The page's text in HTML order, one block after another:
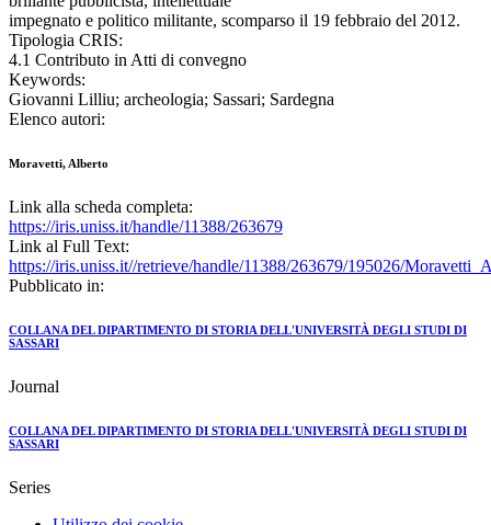
impegnato e politico militante, scomparso il 19 febbraio del 2012.
Tipologia CRIS:
4.1 Contributo in Atti di convegno
Keywords:
Giovanni Lilliu; archeologia; Sassari; Sardegna
Elenco autori:
Moravetti, Alberto
Link alla scheda completa:
https://iris.uniss.it/handle/11388/263679
Link al Full Text:
https://iris.uniss.it//retrieve/handle/11388/263679/195026/
Pubblicato in:
COLLANA DEL DIPARTIMENTO DI STORIA DELL'UNIVERSITÀ DEGLI STUDI DI
SASSARI
Journal
COLLANA DEL DIPARTIMENTO DI STORIA DELL'UNIVERSITÀ DEGLI STUDI DI
SASSARI
Series